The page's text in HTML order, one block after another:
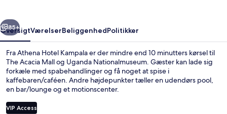
Næste
85+
OversigtVærelserBeliggenhedPolitikker
Fra Athena Hotel Kampala er der mindre end 10 minutters kørsel til
The Acacia Mall og Uganda Nationalmuseum. Gæster kan lade sig
forkæle med spabehandlinger og få noget at spise i
kaffebaren/caféen. Andre højdepunkter tæller en udendørs pool,
en bar/lounge og et motionscenter.
VIP Access